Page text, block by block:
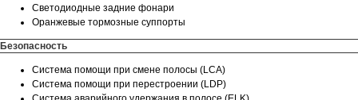
Светодиодные задние фонари
Оранжевые тормозные суппорты
Безопасность
Система помощи при смене полосы (LCA)
Система помощи при перестроении (LDP)